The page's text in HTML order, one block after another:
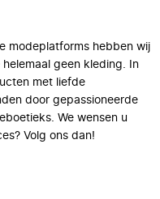
modeplatforms hebben wij
geen kleding. In
met liefde
door gepassioneerde
We wensen u
Volg ons dan!